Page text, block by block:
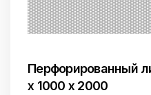
Перфорированный
x 1000 x 2000